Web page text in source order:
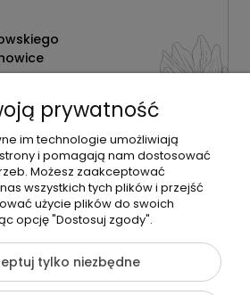
Zastrzeżone | Zrób Sobie Krem
Flex byEcommercy
prywatność
im technologie umożliwiają
i pomagają nam dostosować
Możesz zaakceptować
wszystkich tych plików i przejść
użycie plików do swoich
opcję "Dostosuj zgody".
tylko niezbędne